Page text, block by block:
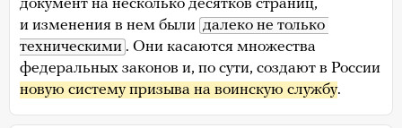
документ на несколько десятков страниц,
и изменения в нем были далеко не только
техническими . Они касаются множества
федеральных законов и, по сути, создают в России
новую систему призыва на воинскую службу.